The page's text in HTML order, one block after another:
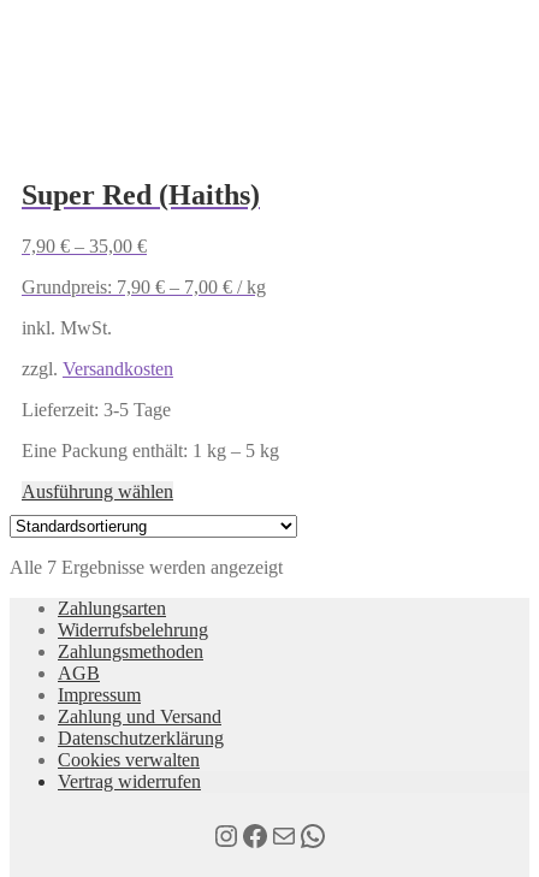
Super Red (Haiths)
7,90 € – 35,00 €
Grundpreis: 7,90 € – 7,00 € /kg
inkl. MwSt.
zzgl. Versandkosten
Lieferzeit: 3-5 Tage
Eine Packung enthält: 1 kg – 5 kg
Ausführung wählen
Produkt
weist
Varianten
Optionen
können
der
Produktseite
gewählt
werden
Alle 7 Ergebnisse werden angezeigt
Zahlungsarten
Widerrufsbelehrung
Zahlungsmethoden
AGB
Impressum
Zahlung und Versand
Datenschutzerklärung
Cookies verwalten
Vertrag widerrufen
Instagram
Facebook
E-MailWhatsApp